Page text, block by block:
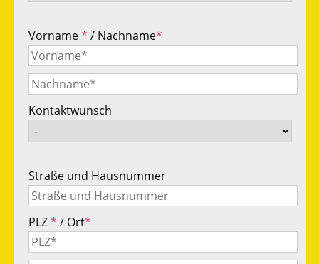
Vorname* / Nachname*
Kontaktwunsch
Straße und Hausnummer
PLZ* / Ort*